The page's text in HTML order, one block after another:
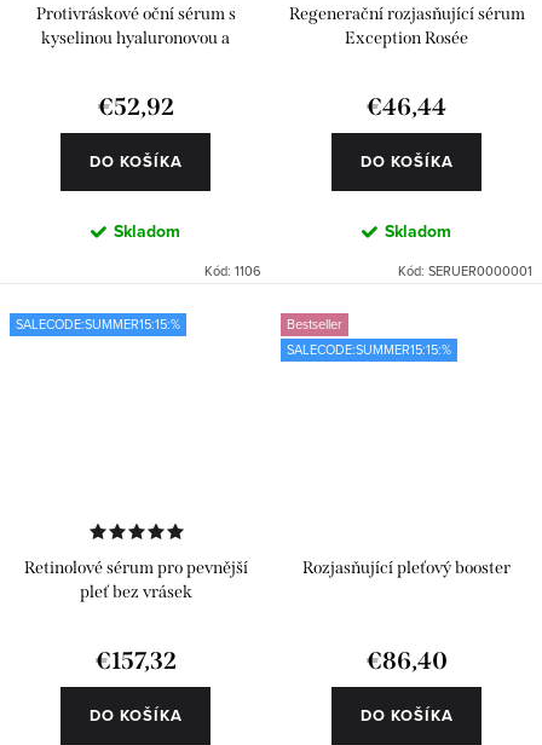
Protivráskové oční sérum s
kyselinou hyaluronovou a
€52,92
DO KOŠÍKA
Skladom
Kód: 1106
Regenerační rozjasňující sérum
Exception Rosée
€46,44
DO KOŠÍKA
Skladom
Kód: SERUER0000001
SALECODE:SUMMER15:15:%
Retinolové sérum pro pevnější
pleť bez vrásek
€157,32
DO KOŠÍKA
Bestseller
SALECODE:SUMMER15:15:%
Rozjasňující pleťový booster
€86,40
DO KOŠÍKA